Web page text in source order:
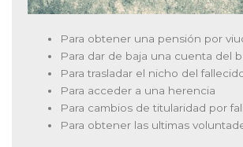
Para obtener una pensión por
Para dar de baja una cuenta del
Para trasladar el nicho del
Para acceder a una herencia
Para cambios de titularidad por
Para obtener las ultimas